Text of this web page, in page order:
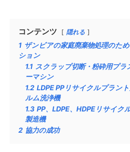
コンテンツ 隠れる
1 ザンビアの家庭廃棄物処理のた
ション
1.1 スクラップ切断・粉砕用プ
ーマシン
1.2 LDPE PPリサイクルプラン
ルム洗浄機
1.3 PP、LDPE、HDPEリサイク
製造機
2 協力の成功